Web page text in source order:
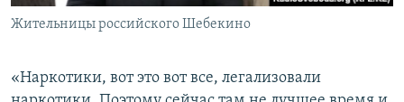
Жительницы российского Шебекино
«Наркотики, вот это вот все, легализовали